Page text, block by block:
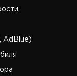
AdBlue)